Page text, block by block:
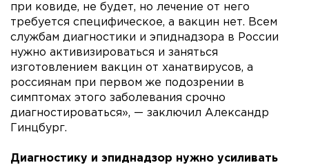
при ковиде, не будет, но лечение от него
требуется специфическое, а вакцин нет. Всем
службам диагностики и эпиднадзора в России
нужно активизироваться и заняться
изготовлением вакцин от ханатвирусов, а
россиянам при первом же подозрении в
симптомах этого заболевания срочно
диагностироваться», — заключил Александр
Гинцбург.
Диагностику и эпиднадзор нужно усиливать